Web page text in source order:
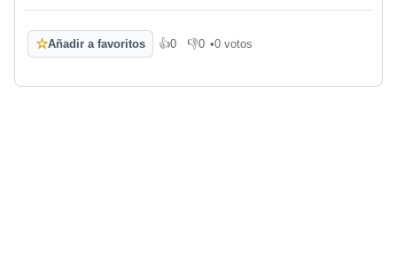
☆Añadir a favoritos 👍0
Me gusta
👎0
No me gusta
•0 votos